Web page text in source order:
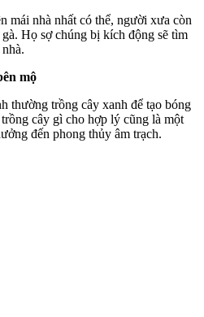
mái nhà nhất có thể, người xưa còn
Họ sợ chúng bị kích động sẽ tìm
mộ
thường trồng cây xanh để tạo bóng
cây gì cho hợp lý cũng là một
đến phong thủy âm trạch.